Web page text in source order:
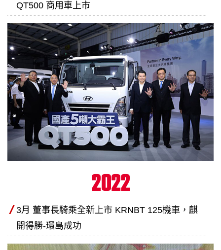
QT500 商用車上市
2022
3月 董事長騎乘全新上市 KRNBT 125機車，麒
開得勝-環島成功